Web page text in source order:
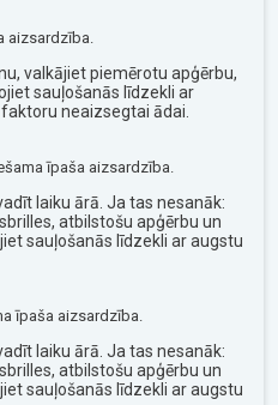
aizsardzība.
valkājiet piemērotu apģērbu,
sauļošanās līdzekli ar
neaizsegtai ādai.
īpaša aizsardzība.
laiku ārā. Ja tas nesanāk:
atbilstošu apģērbu un
sauļošanās līdzekli ar augstu
īpaša aizsardzība.
laiku ārā. Ja tas nesanāk:
atbilstošu apģērbu un
sauļošanās līdzekli ar augstu